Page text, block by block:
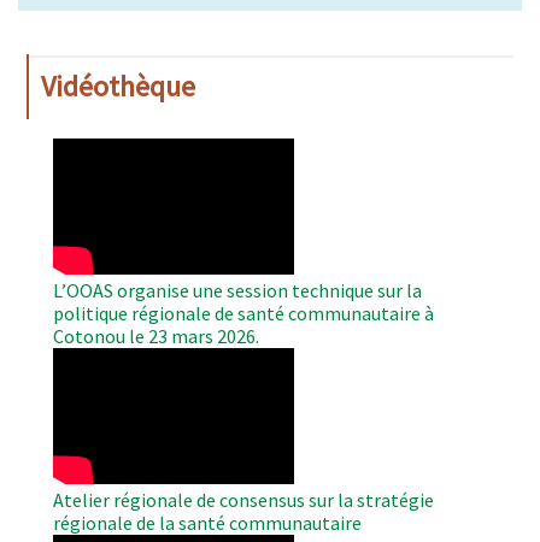
Vidéothèque
L’OOAS organise une session technique sur la
politique régionale de santé communautaire à
Cotonou le 23 mars 2026.
Atelier régionale de consensus sur la stratégie
régionale de la santé communautaire